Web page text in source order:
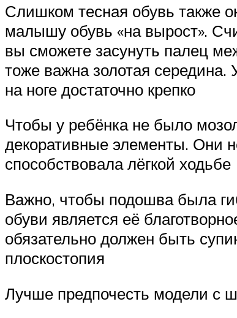
Слишком тесная обувь также
малышу обувь «на вырост».
вы сможете засунуть палец
тоже важна золотая
на ноге достаточно крепко
Чтобы у ребёнка не было
декоративные элементы. Они
способствовала лёгкой ходьбе
Важно, чтобы подошва была
обуви является её
обязательно должен быть
плоскостопия
Лучше предпочесть модели с